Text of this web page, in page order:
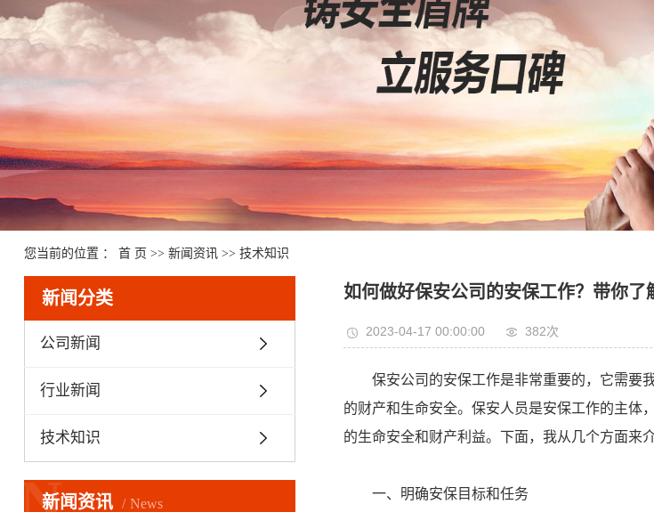
您当前的位置 ： 首 页 >> 新闻资讯 >> 技术知识
新闻分类
公司新闻
行业新闻
技术知识
新闻资讯 News
如何做好保安公司的安保工作？带你了
2023-04-17 00:00:00 382次
保安公司的安保工作是非常重要的，它需要
的财产和生命安全。保安人员是安保工作的主体
的生命安全和财产利益。下面，我从几个方面来
一、明确安保目标和任务